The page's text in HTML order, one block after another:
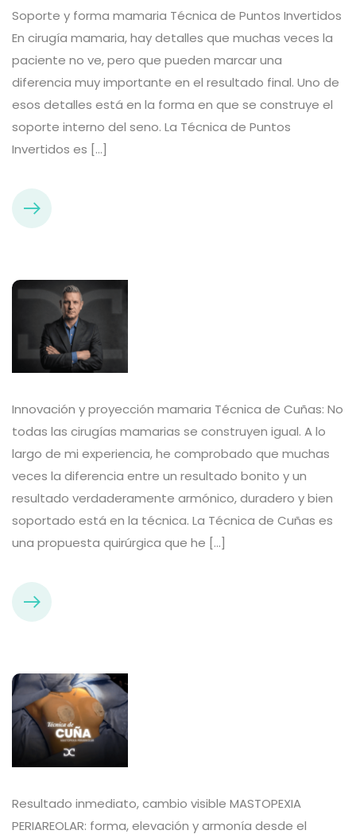
Soporte y forma mamaria Técnica de Puntos Invertidos
En cirugía mamaria, hay detalles que muchas veces la
paciente no ve, pero que pueden marcar una
diferencia muy importante en el resultado final. Uno de
esos detalles está en la forma en que se construye el
soporte interno del seno. La Técnica de Puntos
Invertidos es […]
Innovación y proyección mamaria Técnica de Cuñas: No
todas las cirugías mamarias se construyen igual. A lo
largo de mi experiencia, he comprobado que muchas
veces la diferencia entre un resultado bonito y un
resultado verdaderamente armónico, duradero y bien
soportado está en la técnica. La Técnica de Cuñas es
una propuesta quirúrgica que he […]
Resultado inmediato, cambio visible MASTOPEXIA
PERIAREOLAR: forma, elevación y armonía desde el